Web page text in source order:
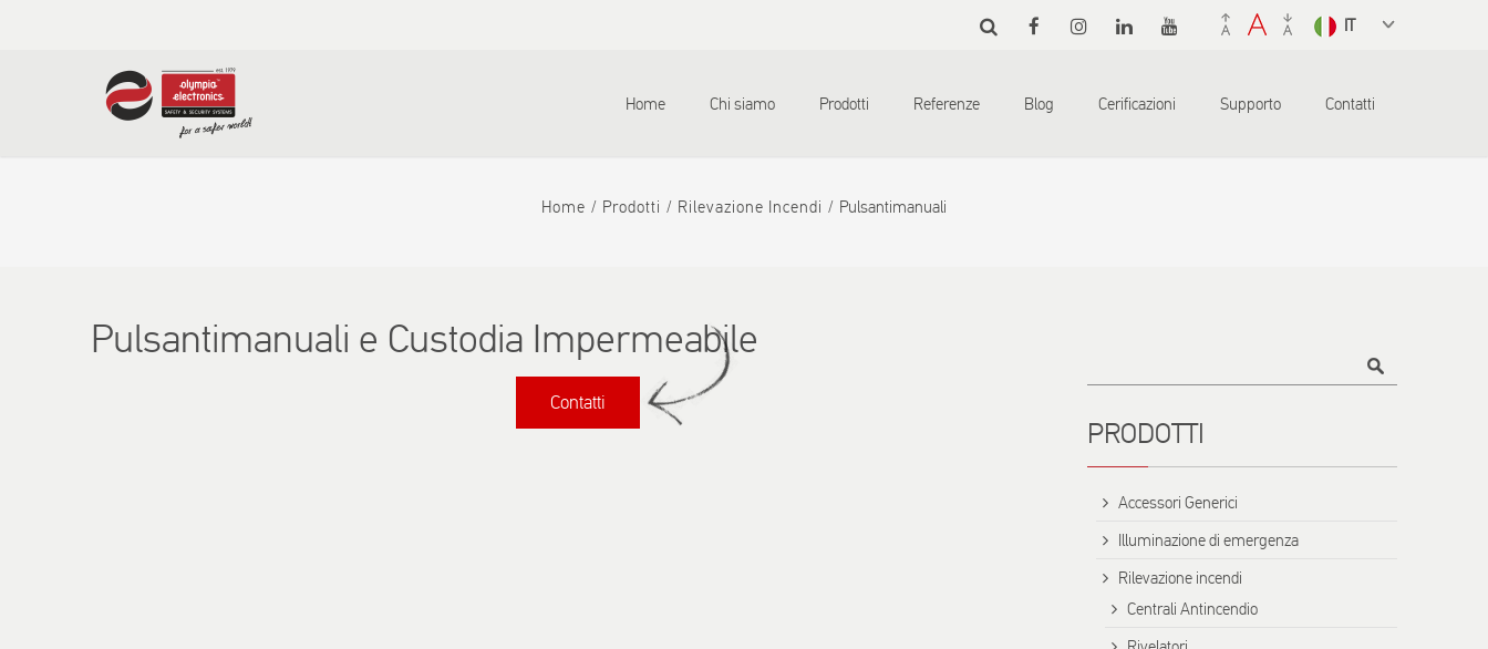
dropdown
Home Chi siamo Prodotti Referenze Blog Cerificazioni Supporto Contatti
Home Prodotti Rilevazione Incendi Pulsantimanuali
Pulsantimanuali e Custodia Impermeabile
Contatti
PRODOTTI
Accessori Generici
Illuminazione di emergenza
Rilevazione incendi
Centrali Antincendio